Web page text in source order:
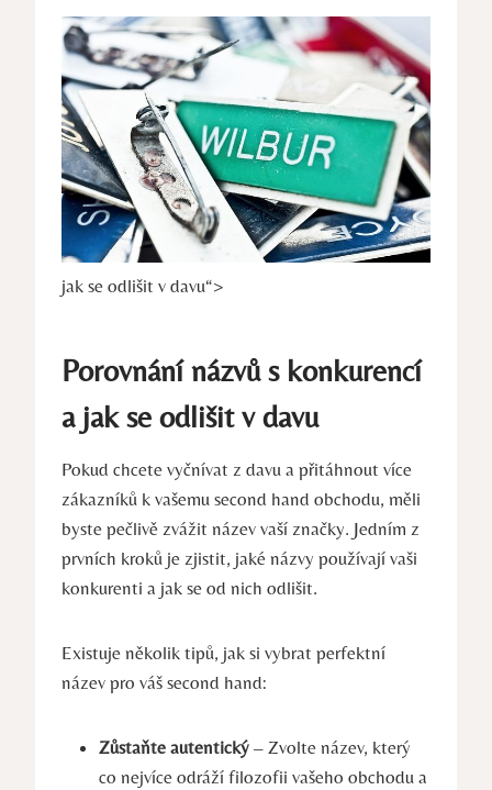
jak se odlišit v davu“>
Porovnání názvů s konkurencí
a jak se odlišit v davu
Pokud chcete vyčnívat z davu a přitáhnout více
zákazníků k vašemu second hand obchodu, měli
byste pečlivě zvážit název vaší značky. Jedním z
prvních kroků je zjistit, jaké názvy používají vaši
konkurenti a jak se od nich odlišit.
Existuje několik tipů, jak si vybrat perfektní
název pro váš second hand:
Zůstaňte autentický – Zvolte název, který
co nejvíce odráží filozofii vašeho obchodu a